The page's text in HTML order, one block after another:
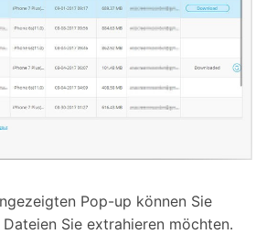
Pop-up können Sie
Sie extrahieren möchten.